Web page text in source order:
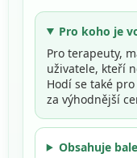
Pro koho je
Pro terapeuty,
uživatele, kteří
Hodí se také
za výhodnější
Obsahuje